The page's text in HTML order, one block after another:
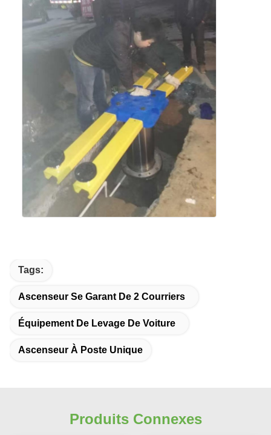
Tags:
Ascenseur Se Garant De 2 Courriers
Équipement De Levage De Voiture
Ascenseur À Poste Unique
Produits Connexes